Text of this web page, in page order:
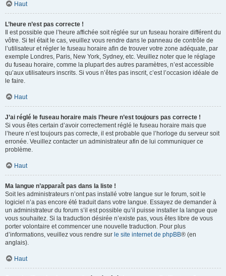
Haut
L’heure n’est pas correcte !
Il est possible que l’heure affichée soit réglée sur un fuseau horaire différent du
vôtre. Si tel était le cas, veuillez vous rendre dans le panneau de contrôle de
l’utilisateur et régler le fuseau horaire afin de trouver votre zone adéquate, par
exemple Londres, Paris, New York, Sydney, etc. Veuillez noter que le réglage
du fuseau horaire, comme la plupart des autres paramètres, n’est accessible
qu’aux utilisateurs inscrits. Si vous n’êtes pas inscrit, c’est l’occasion idéale de
le faire.
Haut
J’ai réglé le fuseau horaire mais l’heure n’est toujours pas correcte !
Si vous êtes certain d’avoir correctement réglé le fuseau horaire mais que
l’heure n’est toujours pas correcte, il est probable que l’horloge du serveur soit
erronée. Veuillez contacter un administrateur afin de lui communiquer ce
problème.
Haut
Ma langue n’apparaît pas dans la liste !
Soit les administrateurs n’ont pas installé votre langue sur le forum, soit le
logiciel n’a pas encore été traduit dans votre langue. Essayez de demander à
un administrateur du forum s’il est possible qu’il puisse installer la langue que
vous souhaitez. Si la traduction désirée n’existe pas, vous êtes libre de vous
porter volontaire et commencer une nouvelle traduction. Pour plus
d’informations, veuillez vous rendre sur le site internet de phpBB® (en
anglais).
Haut